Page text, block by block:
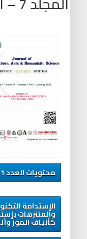
محتويات العدد 31
الإستدامة
والمتنزهات
كألياف الموز